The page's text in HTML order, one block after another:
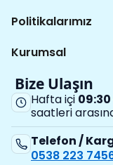
Politikalarımız
Kurumsal
Bize Ulaşın
Hafta içi 09:30
saatleri
Telefon /
0538 223